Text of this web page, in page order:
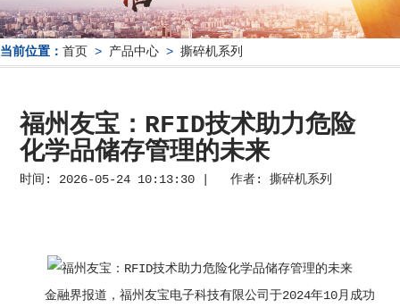
当前位置： 首页 > 产品中心 > 撕碎机系列
福州友宝：RFID技术助力危险
化学品储存管理的未来
时间: 2026-05-24 10:13:30 | 作者:撕碎机系列
金融界报道，福州友宝电子科技有限公司于2024年10月成功